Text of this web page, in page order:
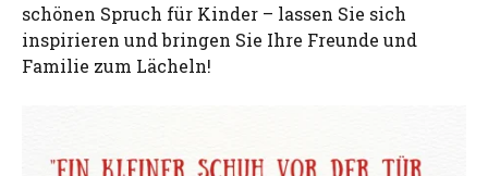
schönen Spruch für Kinder – lassen Sie sich
inspirieren und bringen Sie Ihre Freunde und
Familie zum Lächeln!